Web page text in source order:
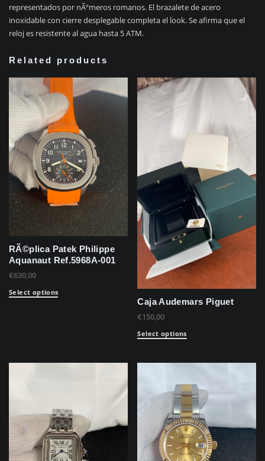
representados por nÃºmeros romanos. El brazalete de acero
inoxidable con cierre desplegable completa el look. Se afirma que el
reloj es resistente al agua hasta 5 ATM.
Related products
RÃ©plica Patek Philippe
Aquanaut Ref.5968A-001
€630,00
Select options
Caja Audemars Piguet
€150,00
Select options